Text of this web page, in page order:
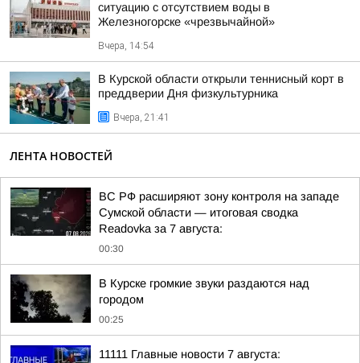
ситуацию с отсутствием воды в
Железногорске «чрезвычайной»
Вчера, 14:54
В Курской области открыли теннисный корт в
преддверии Дня физкультурника
Вчера, 21:41
ЛЕНТА НОВОСТЕЙ
ВС РФ расширяют зону контроля на западе
Сумской области — итоговая сводка
Readovka за 7 августа:
00:30
В Курске громкие звуки раздаются над
городом
00:25
11111 Главные новости 7 августа: